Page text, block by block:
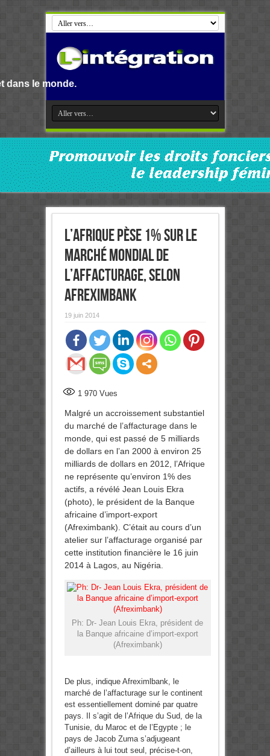
L’Afrique pèse 1% sur le
marché mondial de
l’affacturage, selon
Afreximbank
19 juin 2014
1 970Vues
Malgré un accroissement substantiel
du marché de l’affacturage dans le
monde, qui est passé de 5 milliards
de dollars en l’an 2000 à environ 25
milliards de dollars en 2012, l’Afrique
ne représente qu’environ 1% des
actifs, a révélé Jean Louis Ekra
(photo), le président de la Banque
africaine d’import-export
(Afreximbank). C’était au cours d’un
atelier sur l’affacturage organisé par
cette institution financière le 16 juin
2014 à Lagos, au Nigéria.
Ph: Dr- Jean Louis Ekra, président de
la Banque africaine d’import-export
(Afreximbank)
De plus, indique Afreximlbank, le
marché de l’affacturage sur le continent
est essentiellement dominé par quatre
pays. Il s’agit de l’Afrique du Sud, de la
Tunisie, du Maroc et de l’Egypte ; le
pays de Jacob Zuma s’adjugeant
d’ailleurs à lui tout seul, précise-t-on,